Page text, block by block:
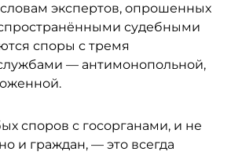
экспертов, опрошенных
судебными
споры с тремя
— антимонопольной,
споров с госорганами, и не
и граждан, — это всегда